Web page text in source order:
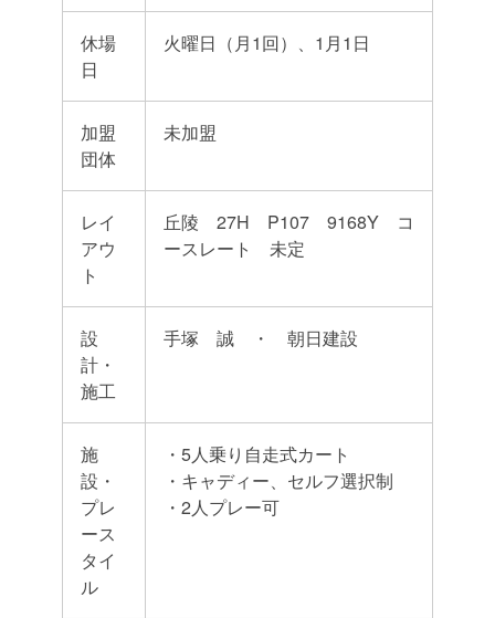
休場
日
火曜日（月1回）、1月1日
加盟
団体
未加盟
レイ
アウ
ト
丘陵 27H P107 9168Y コ
ースレート 未定
設
計・
施工
手塚 誠 ・ 朝日建設
施
設・
プレ
ース
タイ
ル
・5人乗り自走式カート
・キャディー、セルフ選択制
・2人プレー可